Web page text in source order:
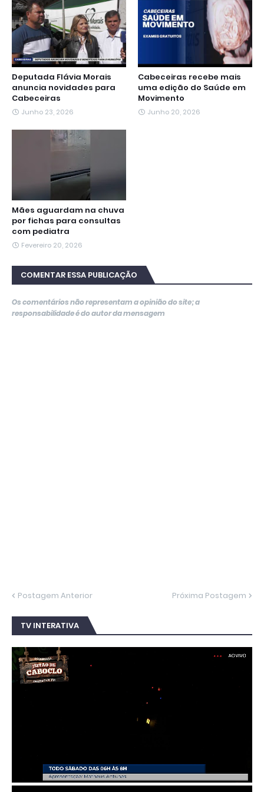
r
Deputada Flávia Morais
anuncia novidades para
Cabeceiras
Junho 23, 2026
Cabeceiras recebe mais
uma edição do Saúde em
Movimento
Junho 20, 2026
Mães aguardam na chuva
por fichas para consultas
com pediatra
Fevereiro 20, 2026
COMENTAR ESSA PUBLICAÇÃO
Os comentários não representam a opinião do site; a
responsabilidade é do autor da mensagem
Postagem Anterior Próxima Postagem
TV INTERATIVA